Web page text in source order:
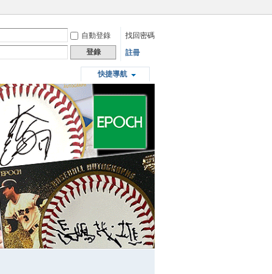
自動登錄
找回密碼
登錄 註冊
快捷導航